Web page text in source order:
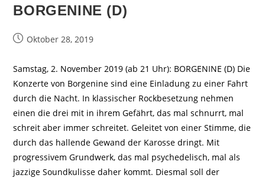
BORGENINE (D)
BeitragOktober 28, 2019
Samstag, 2. November 2019 (ab 21 Uhr): BORGENINE (D) Die
Konzerte von Borgenine sind eine Einladung zu einer Fahrt
durch die Nacht. In klassischer Rockbesetzung nehmen
einen die drei mit in ihrem Gefährt, das mal schnurrt, mal
schreit aber immer schreitet. Geleitet von einer Stimme, die
durch das hallende Gewand der Karosse dringt. Mit
progressivem Grundwerk, das mal psychedelisch, mal als
jazzige Soundkulisse daher kommt. Diesmal soll der